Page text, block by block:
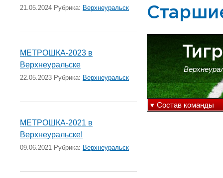
21.05.2024 Рубрика: Верхнеуральск
МЕТРОШКА-2023 в
Верхнеуральске
22.05.2023 Рубрика: Верхнеуральск
МЕТРОШКА-2021 в
Верхнеуральске!
09.06.2021 Рубрика: Верхнеуральск
▾ Состав команды